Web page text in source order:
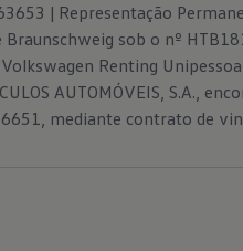
| Representação
sob o nº
Renting
AUTOMÓVEIS, S.A.,
mediante contrato de